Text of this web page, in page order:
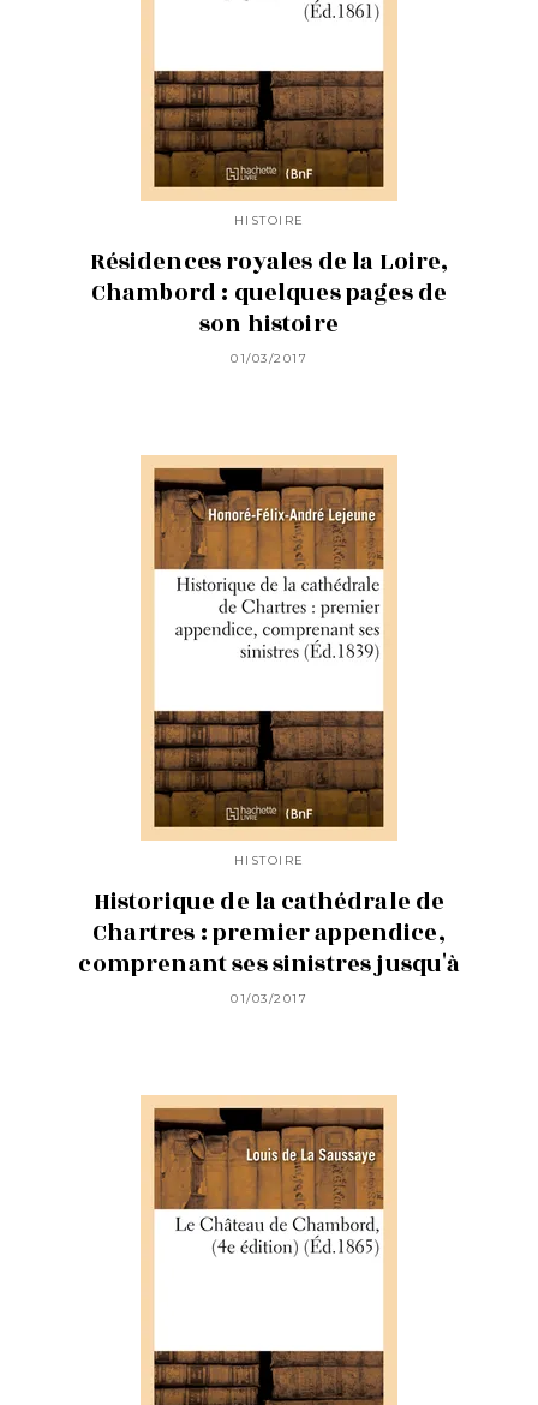
HISTOIRE
Résidences royales de la Loire,
Chambord : quelques pages de
son histoire
01/03/2017
HISTOIRE
Historique de la cathédrale de
Chartres : premier appendice,
comprenant ses sinistres jusqu'à
01/03/2017